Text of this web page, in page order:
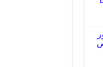
قص